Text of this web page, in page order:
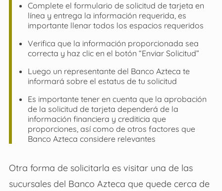
Complete el formulario de solicitud de tarjeta en
línea y entrega la información requerida, es
importante llenar todos los espacios requeridos
Verifica que la información proporcionada sea
correcta y haz clic en el botón “Enviar Solicitud”
Luego un representante del Banco Azteca te
informará sobre el estatus de tu solicitud
Es importante tener en cuenta que la aprobación
de la solicitud de tarjeta dependerá de la
información financiera y crediticia que
proporciones, así como de otros factores que
Banco Azteca considere relevantes
Otra forma de solicitarla es visitar una de las
sucursales del Banco Azteca que quede cerca de